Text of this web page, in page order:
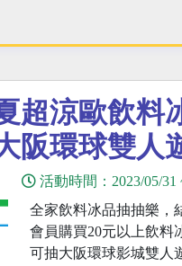
超涼歐飲料
阪環球雙人
活動時間： 2023/05/31
全家飲料冰品抽抽樂，
會員購買20元以上飲料
可抽大阪環球影城雙人